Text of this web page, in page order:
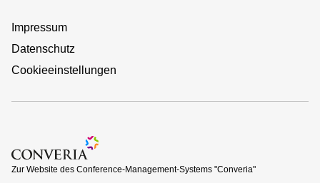
Impressum
Datenschutz
Cookieeinstellungen
Zur Website des Conference-Management-Systems
Zur Website des Conference-Management-Systems "Converia"